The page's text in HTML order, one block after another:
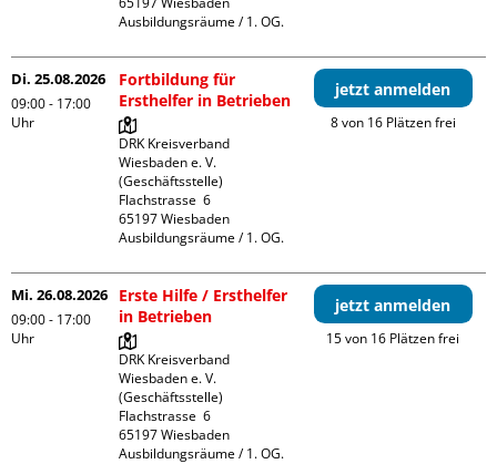
Ausbildungsräume / 1. OG.
Di. 25.08.2026
09:00 - 17:00
Uhr
Fortbildung für
Ersthelfer in Betrieben
DRK Kreisverband
Wiesbaden e. V.
(Geschäftsstelle)
Flachstrasse  6
65197 Wiesbaden
Ausbildungsräume / 1. OG.
jetzt anmelden
8 von 16 Plätzen frei
Mi. 26.08.2026
09:00 - 17:00
Uhr
Erste Hilfe / Ersthelfer
in Betrieben
DRK Kreisverband
Wiesbaden e. V.
(Geschäftsstelle)
Flachstrasse  6
65197 Wiesbaden
Ausbildungsräume / 1. OG.
jetzt anmelden
15 von 16 Plätzen frei